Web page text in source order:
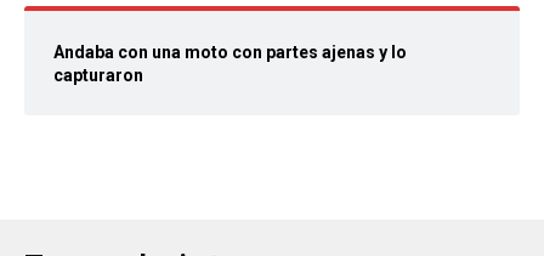
Andaba con una moto con partes ajenas y lo
capturaron